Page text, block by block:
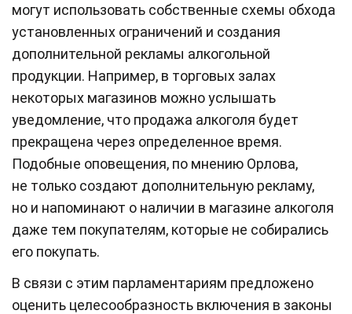
могут использовать собственные схемы обхода
установленных ограничений и создания
дополнительной рекламы алкогольной
продукции. Например, в торговых залах
некоторых магазинов можно услышать
уведомление, что продажа алкоголя будет
прекращена через определенное время.
Подобные оповещения, по мнению Орлова,
не только создают дополнительную рекламу,
но и напоминают о наличии в магазине алкоголя
даже тем покупателям, которые не собирались
его покупать.
В связи с этим парламентариям предложено
оценить целесообразность включения в законы